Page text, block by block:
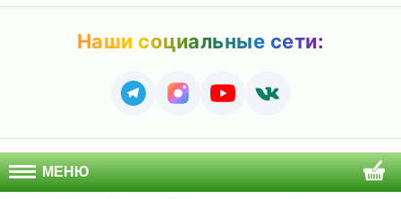
Наши социальные сети:
МЕНЮ